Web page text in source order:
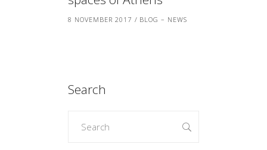
8 NOVEMBER 2017 BLOG – NEWS
Search